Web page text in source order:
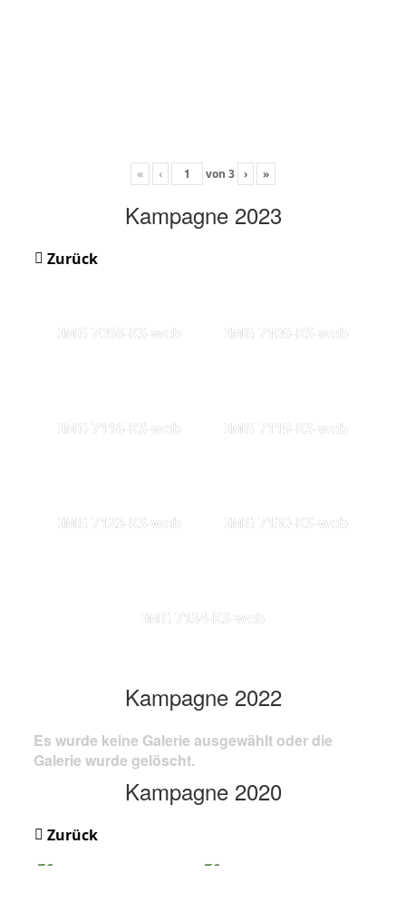
« ‹ von 3 › »
Kampagne 2023
Zurück
IMG 7098-KS-web IMG 7109-KS-web
IMG 7116-KS-web IMG 7119-KS-web
IMG 7123-KS-web IMG 7130-KS-web
IMG 7134-KS-web
Kampagne 2022
Es wurde keine Galerie ausgewählt oder die
Galerie wurde gelöscht.
Kampagne 2020
Zurück